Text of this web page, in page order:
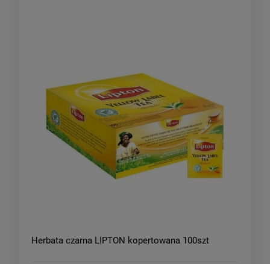
Herbata czarna LIPTON kopertowana 100szt